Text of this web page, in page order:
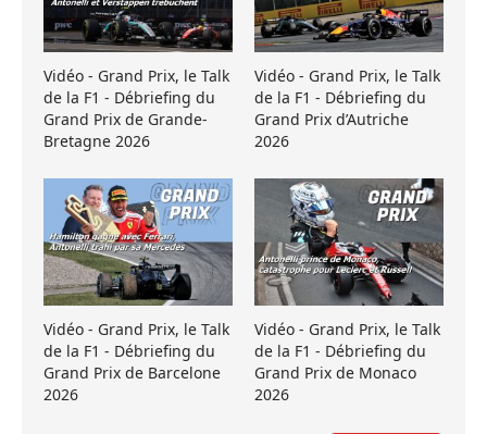
Vidéo - Grand Prix, le Talk
de la F1 - Débriefing du
Grand Prix de Grande-
Bretagne 2026
Vidéo - Grand Prix, le Talk
de la F1 - Débriefing du
Grand Prix d’Autriche
2026
Vidéo - Grand Prix, le Talk
de la F1 - Débriefing du
Grand Prix de Barcelone
2026
Vidéo - Grand Prix, le Talk
de la F1 - Débriefing du
Grand Prix de Monaco
2026